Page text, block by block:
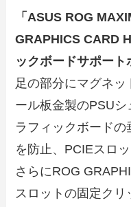
「ASUS ROG
GRAPHICS CARD
ックボードサポート
足の部分にマグネ
ール板金製のPSU
ラフィックボードの
を防止、PCIEスロ
さらにROG
スロットの固定ク